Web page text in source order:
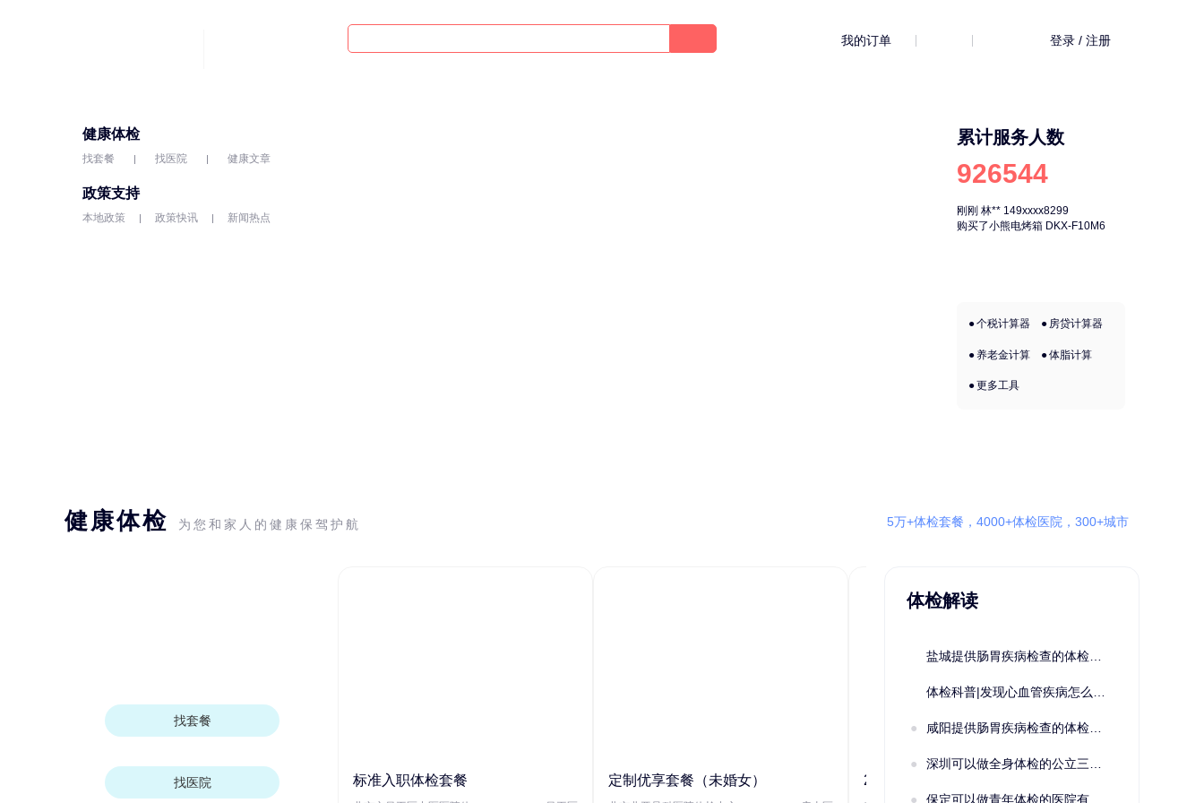
我的订单 登录 / 注册
健康体检
找套餐 找医院 健康文章
政策支持
本地政策 政策快讯 新闻热点
累计服务人数
926544
刚刚 林** 149xxxx8299
购买了小熊电烤箱 DKX-F10M6
个税计算器 房贷计算器
养老金计算 体脂计算
更多工具
健康体检 为您和家人的健康保驾护航 5万+体检套餐，4000+体检医院，300+城市
找套餐
找医院 标准入职体检套餐 定制优享套餐（未婚女） 2022定制C套餐 女未婚
体检解读
盐城提供肠胃疾病检查的体检套餐有哪些？体检机构有哪些选择？如何预约？
体检科普|发现心血管疾病怎么办？
咸阳提供肠胃疾病检查的体检套餐有哪些？体检机构有哪些选择？如何预约？
深圳可以做全身体检的公立三甲医院及体检套餐汇总
保定可以做青年体检的医院有哪些？有哪些套餐可以选择？